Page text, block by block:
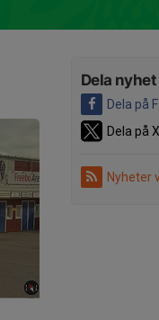
Dela nyhet
Dela på
Dela på X
Nyheter